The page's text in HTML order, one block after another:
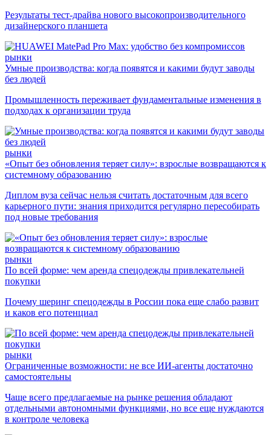
Результаты тест-драйва нового высокопроизводительного
дизайнерского планшета
рынки
Умные производства: когда появятся и какими будут заводы
без людей
Промышленность переживает фундаментальные изменения в
подходах к организации труда
рынки
«Опыт без обновления теряет силу»: взрослые возвращаются к
системному образованию
Диплом вуза сейчас нельзя считать достаточным для всего
карьерного пути: знания приходится регулярно пересобирать
под новые требования
рынки
По всей форме: чем аренда спецодежды привлекательней
покупки
Почему шеринг спецодежды в России пока еще слабо развит
и каков его потенциал
рынки
Ограниченные возможности: не все ИИ-агенты достаточно
самостоятельны
Чаще всего предлагаемые на рынке решения обладают
отдельными автономными функциями, но все еще нуждаются
в контроле человека